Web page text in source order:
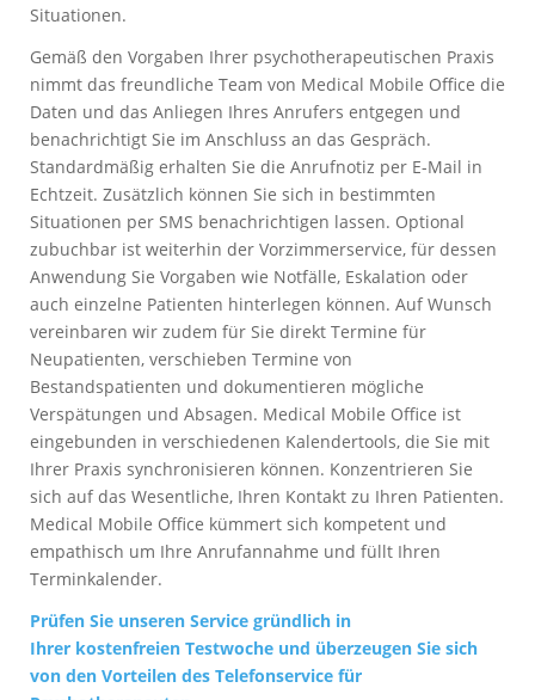
Situationen.
Gemäß den Vorgaben Ihrer psychotherapeutischen Praxis
nimmt das freundliche Team von Medical Mobile Office die
Daten und das Anliegen Ihres Anrufers entgegen und
benachrichtigt Sie im Anschluss an das Gespräch.
Standardmäßig erhalten Sie die Anrufnotiz per E-Mail in
Echtzeit. Zusätzlich können Sie sich in bestimmten
Situationen per SMS benachrichtigen lassen. Optional
zubuchbar ist weiterhin der Vorzimmerservice, für dessen
Anwendung Sie Vorgaben wie Notfälle, Eskalation oder
auch einzelne Patienten hinterlegen können. Auf Wunsch
vereinbaren wir zudem für Sie direkt Termine für
Neupatienten, verschieben Termine von
Bestandspatienten und dokumentieren mögliche
Verspätungen und Absagen. Medical Mobile Office ist
eingebunden in verschiedenen Kalendertools, die Sie mit
Ihrer Praxis synchronisieren können. Konzentrieren Sie
sich auf das Wesentliche, Ihren Kontakt zu Ihren Patienten.
Medical Mobile Office kümmert sich kompetent und
empathisch um Ihre Anrufannahme und füllt Ihren
Terminkalender.
Prüfen Sie unseren Service gründlich in
Ihrer kostenfreien Testwoche und überzeugen Sie sich
von den Vorteilen des Telefonservice für